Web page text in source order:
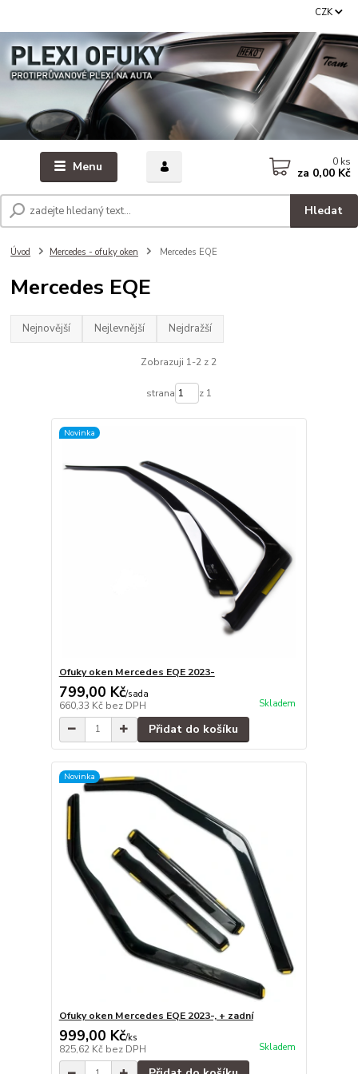
Menu
CZK
Hledat
0 ks
za 0,00 Kč
Úvod Mercedes - ofuky oken Mercedes EQE
Mercedes EQE
Nejnovější Nejlevnější Nejdražší
Zobrazuji 1-2 z 2
strana z 1
Novinka
Ofuky oken Mercedes EQE 2023-
799,00 Kč/sada
660,33 Kč bez DPH Skladem
Přidat do košíku
Novinka
Ofuky oken Mercedes EQE 2023-, + zadní
999,00 Kč/ks
825,62 Kč bez DPH Skladem